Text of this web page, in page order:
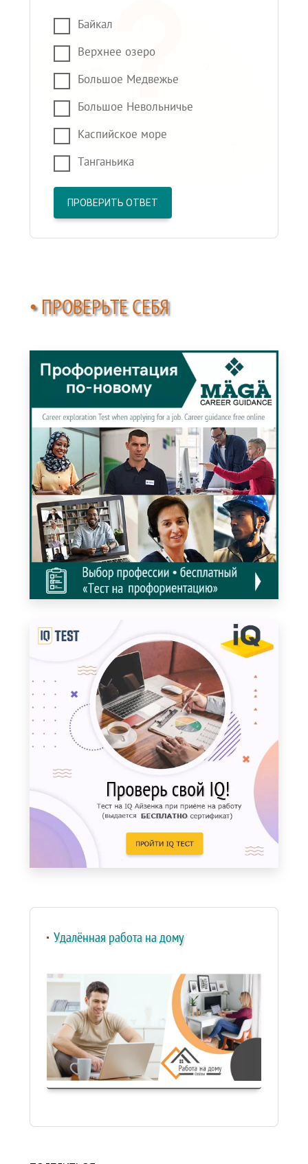
Байкал
Верхнее озеро
Большое Медвежье
Большое Невольничье
Каспийское море
Танганьика
ПРОВЕРИТЬ ОТВЕТ
• ПРОВЕРЬТЕ СЕБЯ
Удалённая работа на дому